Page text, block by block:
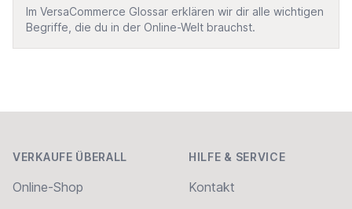
Im VersaCommerce Glossar erklären wir dir alle wichtigen
Begriffe, die du in der Online-Welt brauchst.
VERKAUFE ÜBERALL
Online-Shop
HILFE & SERVICE
Kontakt